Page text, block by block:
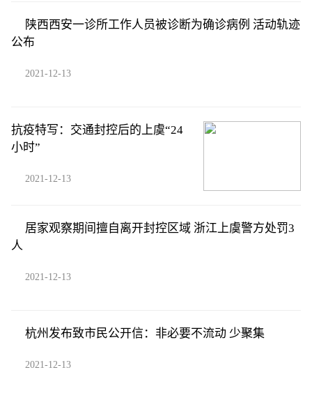
陕西西安一诊所工作人员被诊断为确诊病例 活动轨迹
公布
2021-12-13
抗疫特写：交通封控后的上虞“24
小时”
2021-12-13
居家观察期间擅自离开封控区域 浙江上虞警方处罚3
人
2021-12-13
杭州发布致市民公开信：非必要不流动 少聚集
2021-12-13